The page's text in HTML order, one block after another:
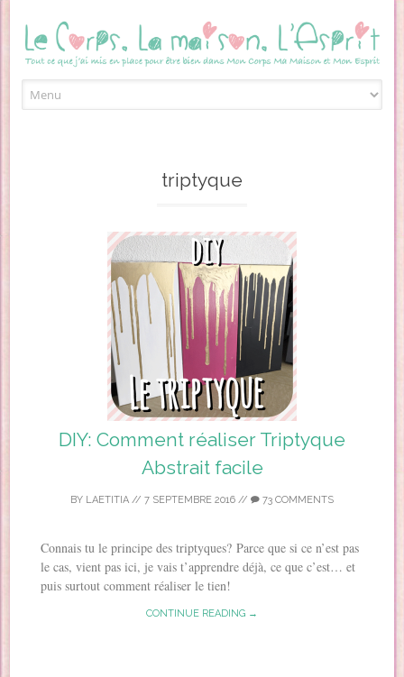
triptyque
DIY: Comment réaliser Triptyque
Abstrait facile
BY LAETITIA // 7 SEPTEMBRE 2016 // 73 COMMENTS
Connais tu le principe des triptyques? Parce que si ce n’est pas
le cas, vient pas ici, je vais t’apprendre déjà, ce que c’est… et
puis surtout comment réaliser le tien!
CONTINUE READING →